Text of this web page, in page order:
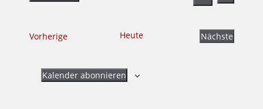
Suche
Ansichten,
Suche
VorherigeVeranstaltungenHeute
Nächste
Kalender abonnieren